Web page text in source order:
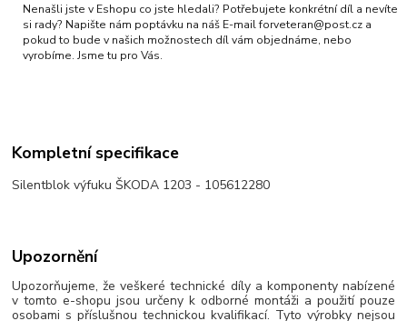
Nenašli jste v Eshopu co jste hledali? Potřebujete konkrétní díl a nevíte
si rady? Napište nám poptávku na náš E-mail forveteran@post.cz a
pokud to bude v našich možnostech díl vám objednáme, nebo
vyrobíme. Jsme tu pro Vás.
Kompletní specifikace
Silentblok výfuku ŠKODA 1203 - 105612280
Upozornění
Upozorňujeme, že veškeré technické díly a komponenty nabízené
v tomto e-shopu jsou určeny k odborné montáži a použití pouze
osobami s příslušnou technickou kvalifikací. Tyto výrobky nejsou